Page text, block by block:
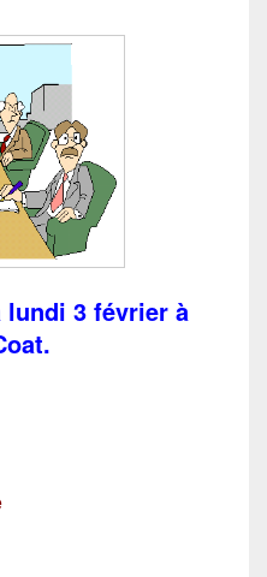
lundi 3 février à